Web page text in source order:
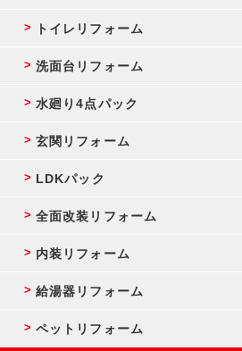
トイレリフォーム
洗面台リフォーム
水廻り4点パック
玄関リフォーム
LDKパック
全面改装リフォーム
内装リフォーム
給湯器リフォーム
ペットリフォーム